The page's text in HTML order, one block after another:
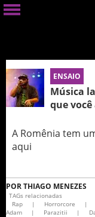
ENSAIO
Música
que
A Romênia tem
aqui
PORTHIAGO MENEZES
TAGs relacionadas
Rap
| Horrorcore |
Adam
| Parazitii |